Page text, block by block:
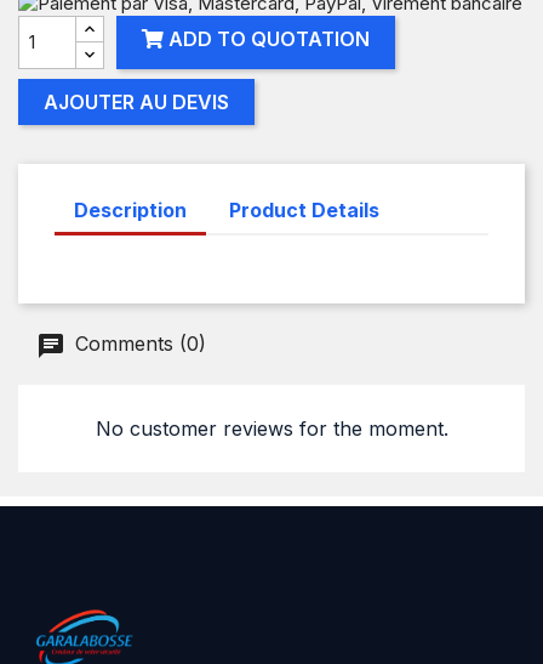
ADD TO QUOTATION
AJOUTER AU DEVIS
Description Product Details
Comments (0)
No customer reviews for the moment.